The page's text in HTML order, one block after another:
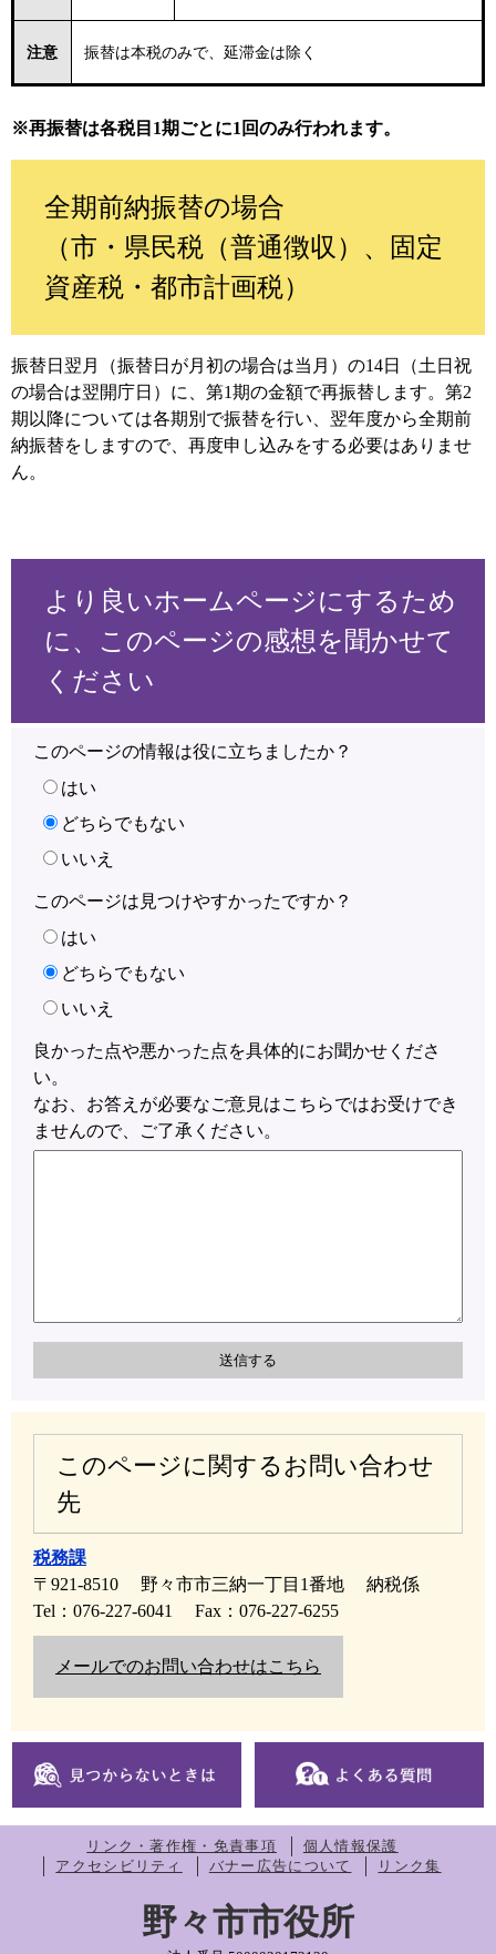
注意 振替は本税のみで、延滞金は除く
※再振替は各税目1期ごとに1回のみ行われます。
全期前納振替の場合
（市・県民税（普通徴収）、固定
資産税・都市計画税）
振替日翌月（振替日が月初の場合は当月）の14日（土日祝
の場合は翌開庁日）に、第1期の金額で再振替します。第2
期以降については各期別で振替を行い、翌年度から全期前
納振替をしますので、再度申し込みをする必要はありませ
ん。
より良いホームページにするため
に、このページの感想を聞かせて
ください
このページの情報は役に立ちましたか？
はい
どちらでもない
いいえ
このページは見つけやすかったですか？
はい
どちらでもない
いいえ
良かった点や悪かった点を具体的にお聞かせくださ
い。
なお、お答えが必要なご意見はこちらではお受けでき
ませんので、ご了承ください。
このページに関するお問い合わせ
先
税務課
〒921-8510
野々市市三納一丁目1番地
納税係
Tel：076-227-6041
Fax：076-227-6255
メールでのお問い合わせはこちら
リンク・著作権・免責事項
個人情報保護
アクセシビリティ
バナー広告について リンク集
野々市市役所